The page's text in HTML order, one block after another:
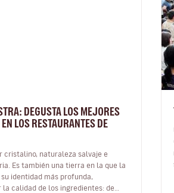
DEGUSTA LOS MEJORES
LOS RESTAURANTES DE
cristalino, naturaleza salvaje e
Es también una tierra en la que la
identidad más profunda,
la calidad de los ingredientes: de